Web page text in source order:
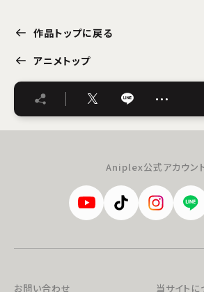
作品トップに戻る
アニメトップ
…
Aniplex公式アカウン
お問い合わせ 当サイトに